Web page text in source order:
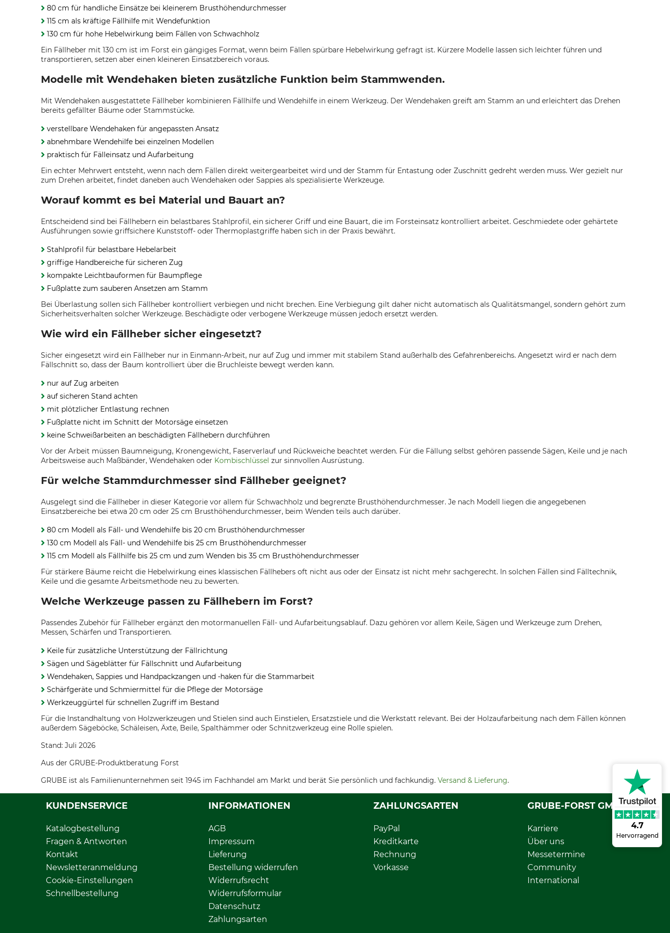
4.7
Hervorragend
80 cm für handliche Einsätze bei kleinerem Brusthöhendurchmesser
115 cm als kräftige Fällhilfe mit Wendefunktion
130 cm für hohe Hebelwirkung beim Fällen von Schwachholz
Ein Fällheber mit 130 cm ist im Forst ein gängiges Format, wenn beim Fällen spürbare Hebelwirkung gefragt ist. Kürzere Modelle lassen sich leichter führen und
transportieren, setzen aber einen kleineren Einsatzbereich voraus.
Modelle mit Wendehaken bieten zusätzliche Funktion beim Stammwenden.
Mit Wendehaken ausgestattete Fällheber kombinieren Fällhilfe und Wendehilfe in einem Werkzeug. Der Wendehaken greift am Stamm an und erleichtert das Drehen
bereits gefällter Bäume oder Stammstücke.
verstellbare Wendehaken für angepassten Ansatz
abnehmbare Wendehilfe bei einzelnen Modellen
praktisch für Fälleinsatz und Aufarbeitung
Ein echter Mehrwert entsteht, wenn nach dem Fällen direkt weitergearbeitet wird und der Stamm für Entastung oder Zuschnitt gedreht werden muss. Wer gezielt nur
zum Drehen arbeitet, findet daneben auch Wendehaken oder Sappies als spezialisierte Werkzeuge.
Worauf kommt es bei Material und Bauart an?
Entscheidend sind bei Fällhebern ein belastbares Stahlprofil, ein sicherer Griff und eine Bauart, die im Forsteinsatz kontrolliert arbeitet. Geschmiedete oder gehärtete
Ausführungen sowie griffsichere Kunststoff- oder Thermoplastgriffe haben sich in der Praxis bewährt.
Stahlprofil für belastbare Hebelarbeit
griffige Handbereiche für sicheren Zug
kompakte Leichtbauformen für Baumpflege
Fußplatte zum sauberen Ansetzen am Stamm
Bei Überlastung sollen sich Fällheber kontrolliert verbiegen und nicht brechen. Eine Verbiegung gilt daher nicht automatisch als Qualitätsmangel, sondern gehört zum
Sicherheitsverhalten solcher Werkzeuge. Beschädigte oder verbogene Werkzeuge müssen jedoch ersetzt werden.
Wie wird ein Fällheber sicher eingesetzt?
Sicher eingesetzt wird ein Fällheber nur in Einmann-Arbeit, nur auf Zug und immer mit stabilem Stand außerhalb des Gefahrenbereichs. Angesetzt wird er nach dem
Fällschnitt so, dass der Baum kontrolliert über die Bruchleiste bewegt werden kann.
nur auf Zug arbeiten
auf sicheren Stand achten
mit plötzlicher Entlastung rechnen
Fußplatte nicht im Schnitt der Motorsäge einsetzen
keine Schweißarbeiten an beschädigten Fällhebern durchführen
Vor der Arbeit müssen Baumneigung, Kronengewicht, Faserverlauf und Rückweiche beachtet werden. Für die Fällung selbst gehören passende Sägen, Keile und je nach
Arbeitsweise auch Maßbänder, Wendehaken oder Kombischlüssel zur sinnvollen Ausrüstung.
Für welche Stammdurchmesser sind Fällheber geeignet?
Ausgelegt sind die Fällheber in dieser Kategorie vor allem für Schwachholz und begrenzte Brusthöhendurchmesser. Je nach Modell liegen die angegebenen
Einsatzbereiche bei etwa 20 cm oder 25 cm Brusthöhendurchmesser, beim Wenden teils auch darüber.
80 cm Modell als Fäll- und Wendehilfe bis 20 cm Brusthöhendurchmesser
130 cm Modell als Fäll- und Wendehilfe bis 25 cm Brusthöhendurchmesser
115 cm Modell als Fällhilfe bis 25 cm und zum Wenden bis 35 cm Brusthöhendurchmesser
Für stärkere Bäume reicht die Hebelwirkung eines klassischen Fällhebers oft nicht aus oder der Einsatz ist nicht mehr sachgerecht. In solchen Fällen sind Fälltechnik,
Keile und die gesamte Arbeitsmethode neu zu bewerten.
Welche Werkzeuge passen zu Fällhebern im Forst?
Passendes Zubehör für Fällheber ergänzt den motormanuellen Fäll- und Aufarbeitungsablauf. Dazu gehören vor allem Keile, Sägen und Werkzeuge zum Drehen,
Messen, Schärfen und Transportieren.
Keile für zusätzliche Unterstützung der Fällrichtung
Sägen und Sägeblätter für Fällschnitt und Aufarbeitung
Wendehaken, Sappies und Handpackzangen und -haken für die Stammarbeit
Schärfgeräte und Schmiermittel für die Pflege der Motorsäge
Werkzeuggürtel für schnellen Zugriff im Bestand
Für die Instandhaltung von Holzwerkzeugen und Stielen sind auch Einstielen, Ersatzstiele und die Werkstatt relevant. Bei der Holzaufarbeitung nach dem Fällen können
außerdem Sägeböcke, Schäleisen, Äxte, Beile, Spalthämmer oder Schnitzwerkzeug eine Rolle spielen.
Stand: Juli 2026
Aus der GRUBE-Produktberatung Forst
GRUBE ist als Familienunternehmen seit 1945 im Fachhandel am Markt und berät Sie persönlich und fachkundig. Versand & Lieferung.
KUNDENSERVICE
Katalogbestellung
Fragen & Antworten
Kontakt
Newsletteranmeldung
Cookie-Einstellungen
Schnellbestellung
INFORMATIONEN
AGB
Impressum
Lieferung
Bestellung widerrufen
Widerrufsrecht
Widerrufsformular
Datenschutz
Zahlungsarten
ZAHLUNGSARTEN
PayPal
Kreditkarte
Rechnung
Vorkasse
GRUBE-FORST GMBH
Karriere
Über uns
Messetermine
Community
International